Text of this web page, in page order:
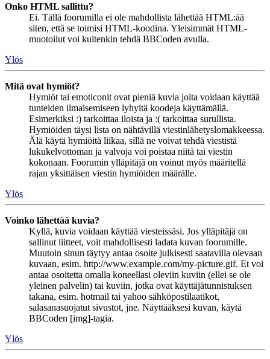
Onko HTML sallittu?
Ei. Tällä foorumilla ei ole mahdollista lähettää HTML:ää
siten, että se toimisi HTML-koodina. Yleisimmät HTML-
muotoilut voi kuitenkin tehdä BBCoden avulla.
Ylös
Mitä ovat hymiöt?
Hymiöt tai emoticonit ovat pieniä kuvia joita voidaan käyttää
tunteiden ilmaisemiseen lyhyitä koodeja käyttämällä.
Esimerkiksi :) tarkoittaa iloista ja :( tarkoittaa surullista.
Hymiöiden täysi lista on nähtävillä viestinlähetyslomakkeessa.
Älä käytä hymiöitä liikaa, sillä ne voivat tehdä viestistä
lukukelvottoman ja valvoja voi poistaa niitä tai viestin
kokonaan. Foorumin ylläpitäjä on voinut myös määritellä
rajan yksittäisen viestin hymiöiden määrälle.
Ylös
Voinko lähettää kuvia?
Kyllä, kuvia voidaan käyttää viesteissäsi. Jos ylläpitäjä on
sallinut liitteet, voit mahdollisesti ladata kuvan foorumille.
Muutoin sinun täytyy antaa osoite julkisesti saatavilla olevaan
kuvaan, esim. http://www.example.com/my-picture.gif. Et voi
antaa osoitetta omalla koneellasi oleviin kuviin (ellei se ole
yleinen palvelin) tai kuviin, jotka ovat käyttäjätunnistuksen
takana, esim. hotmail tai yahoo sähköpostilaatikot,
salasanasuojatut sivustot, jne. Näyttääksesi kuvan, käytä
BBCoden [img]-tagia.
Ylös